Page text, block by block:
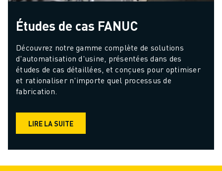
Études de cas FANUC
Découvrez notre gamme complète de solutions
d'automatisation d'usine, présentées dans des
études de cas détaillées, et conçues pour optimiser
et rationaliser n'importe quel processus de
fabrication.
LIRE LA SUITE